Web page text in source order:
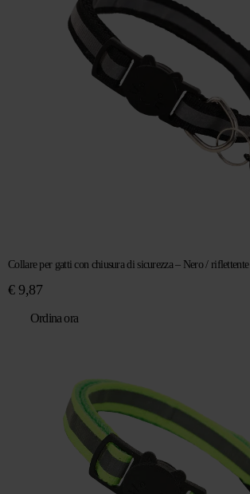
Collare per gatti con chiusura di sicurezza – Nero / riflettente
€9,87
Ordina ora